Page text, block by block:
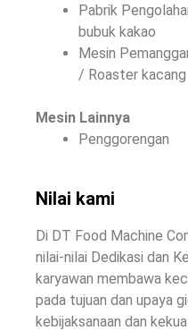
Pabrik
bubuk kakao
Mesin
/ Roaster kacang
Mesin Lainnya
Penggorengan
Nilai kami
Di DT Food Machine
nilai-nilai Dedikasi dan
karyawan membawa
pada tujuan dan upaya
kebijaksanaan dan